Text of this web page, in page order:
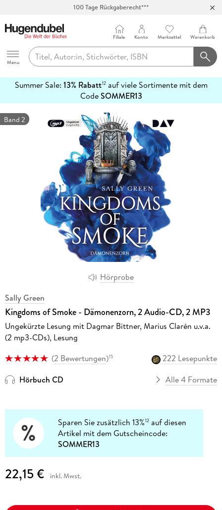
100 Tage Rückgaberecht***
Hugendubel
Menu
Filiale Konto Merkzettel Warenkorb
Summer Sale: 13% Rabatt12auf viele Sortimente mit dem
CodeSOMMER13
erfahren
Hörprobe
Band 2
Sally Green
Kingdoms of Smoke - Dämonenzorn, 2 Audio-CD, 2 MP3
Ungekürzte Lesung mit Dagmar Bittner, Marius Clarén u.v.a.
(2 mp3-CDs), Lesung
(2 Bewertungen)15
222 Lesepunkte
Hörbuch CD
Alle 4 Formate
Sparen Sie zusätzlich 13%12 auf diesen
Artikel mit dem Gutscheincode:
SOMMER13
22,15 € inkl. Mwst.